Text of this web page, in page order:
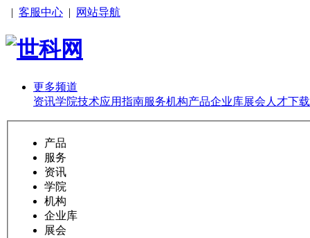
| 客服中心 | 网站导航
更多频道
资讯学院技术应用指南服务机构产品企业库展会 人才下载
产品
服务
资讯
学院
机构
企业库
展会